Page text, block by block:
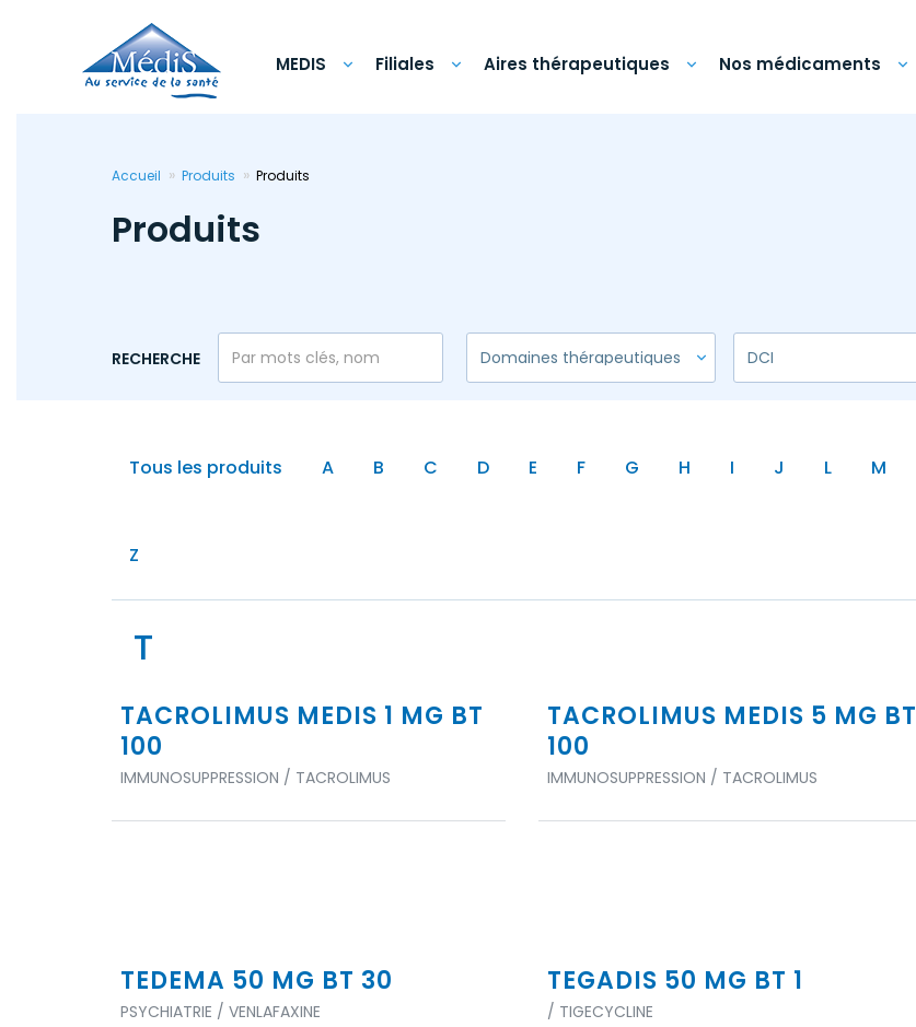
MEDIS Filiales Aires thérapeutiques Nos médicaments
Accueil Produits Produits
Produits
RECHERCHE
Tous les produits A B C D E F G H I J L M
Z
T
TACROLIMUS MEDIS 1 MG BT
100
IMMUNOSUPPRESSION / TACROLIMUS
TACROLIMUS MEDIS 5 MG BT
100
IMMUNOSUPPRESSION / TACROLIMUS
TEDEMA 50 MG BT 30
PSYCHIATRIE / VENLAFAXINE
TEGADIS 50 MG BT 1
/ TIGECYCLINE